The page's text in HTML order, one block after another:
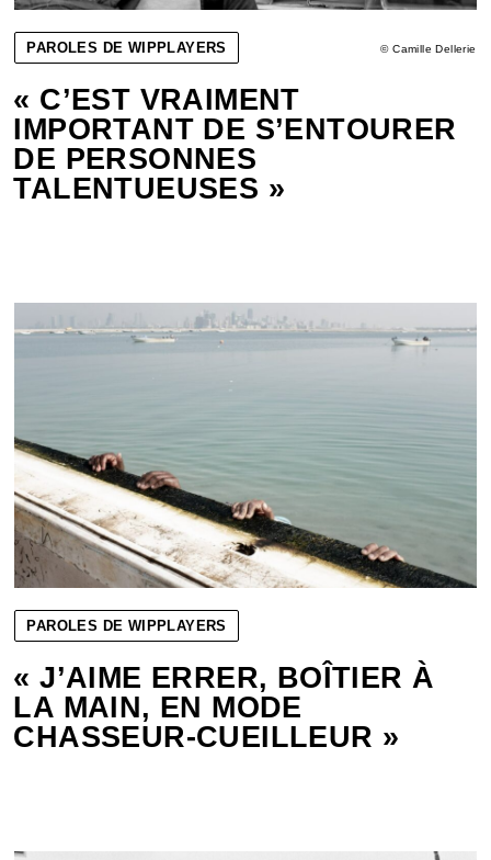
© Camille Dellerie
PAROLES DE WIPPLAYERS
« C’EST VRAIMENT
IMPORTANT DE S’ENTOURER
DE PERSONNES
TALENTUEUSES »
PAROLES DE WIPPLAYERS
« J’AIME ERRER, BOÎTIER À
LA MAIN, EN MODE
CHASSEUR-CUEILLEUR »